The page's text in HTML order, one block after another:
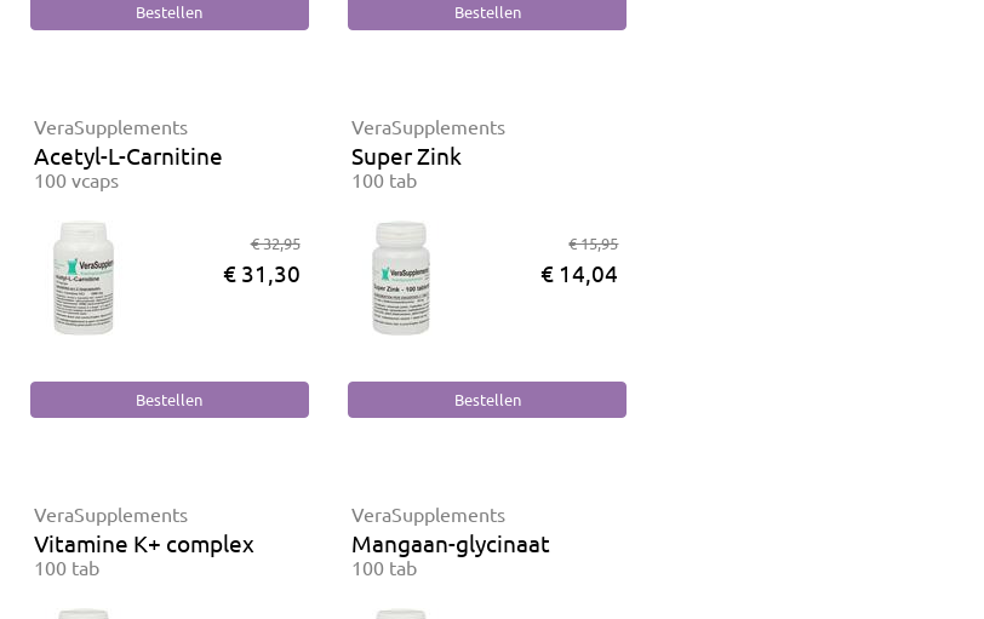
VeraSupplements
Acetyl-L-Carnitine
100 vcaps
€ 32,95
€ 31,30
VeraSupplements
Super Zink
100 tab
€ 15,95
€ 14,04
VeraSupplements
Vitamine K+ complex
100 tab
VeraSupplements
Mangaan-glycinaat
100 tab